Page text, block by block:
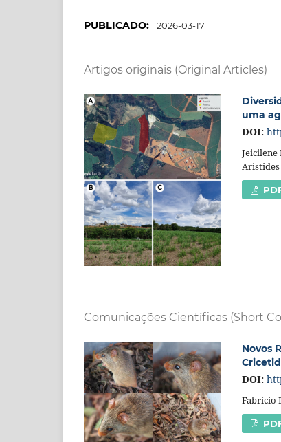
PUBLICADO: 2026-03-17
Artigos originais (Original Articles)
uma
DOI:
Jeicilene
Aristides
Comunicações Científicas (Short
Novos
DOI:
Fabrício